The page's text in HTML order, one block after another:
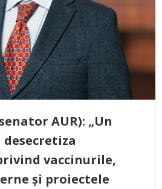
AUR): „Un
desecretiza
vaccinurile,
și proiectele